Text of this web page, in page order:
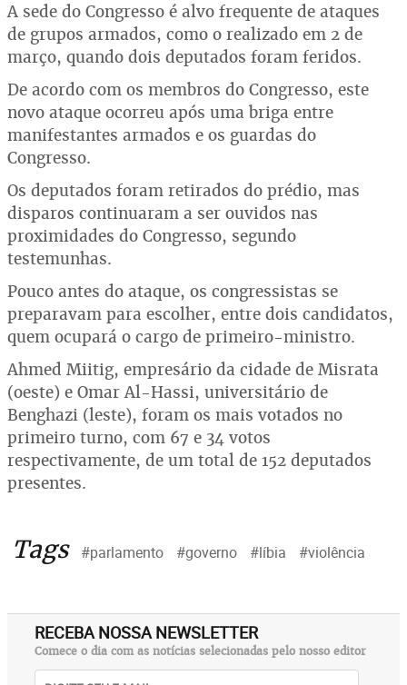
A sede do Congresso é alvo frequente de ataques
de grupos armados, como o realizado em 2 de
março, quando dois deputados foram feridos.
De acordo com os membros do Congresso, este
novo ataque ocorreu após uma briga entre
manifestantes armados e os guardas do
Congresso.
Os deputados foram retirados do prédio, mas
disparos continuaram a ser ouvidos nas
proximidades do Congresso, segundo
testemunhas.
Pouco antes do ataque, os congressistas se
preparavam para escolher, entre dois candidatos,
quem ocupará o cargo de primeiro-ministro.
Ahmed Miitig, empresário da cidade de Misrata
(oeste) e Omar Al-Hassi, universitário de
Benghazi (leste), foram os mais votados no
primeiro turno, com 67 e 34 votos
respectivamente, de um total de 152 deputados
presentes.
Tags #parlamento #governo #líbia #violência
RECEBA NOSSA NEWSLETTER
Comece o dia com as notícias selecionadas pelo nosso editor